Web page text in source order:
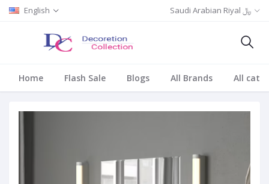
English Saudi Arabian Riyal ﷼
Home Flash Sale Blogs All Brands All